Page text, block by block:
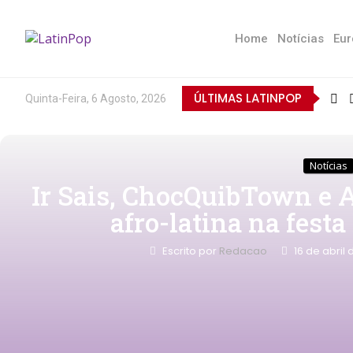
Home Notícias
Quinta-Feira, 6 Agosto, 2026 ÚLTIMAS LATINPOP
Notícias
Ir Sais, ChocQuibTown e
afro-latina na
Escrito por Redacao 16 de abril